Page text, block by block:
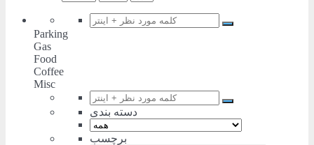
Parking
Gas
Food
Coffee
Misc
دسته بندی
برچسب